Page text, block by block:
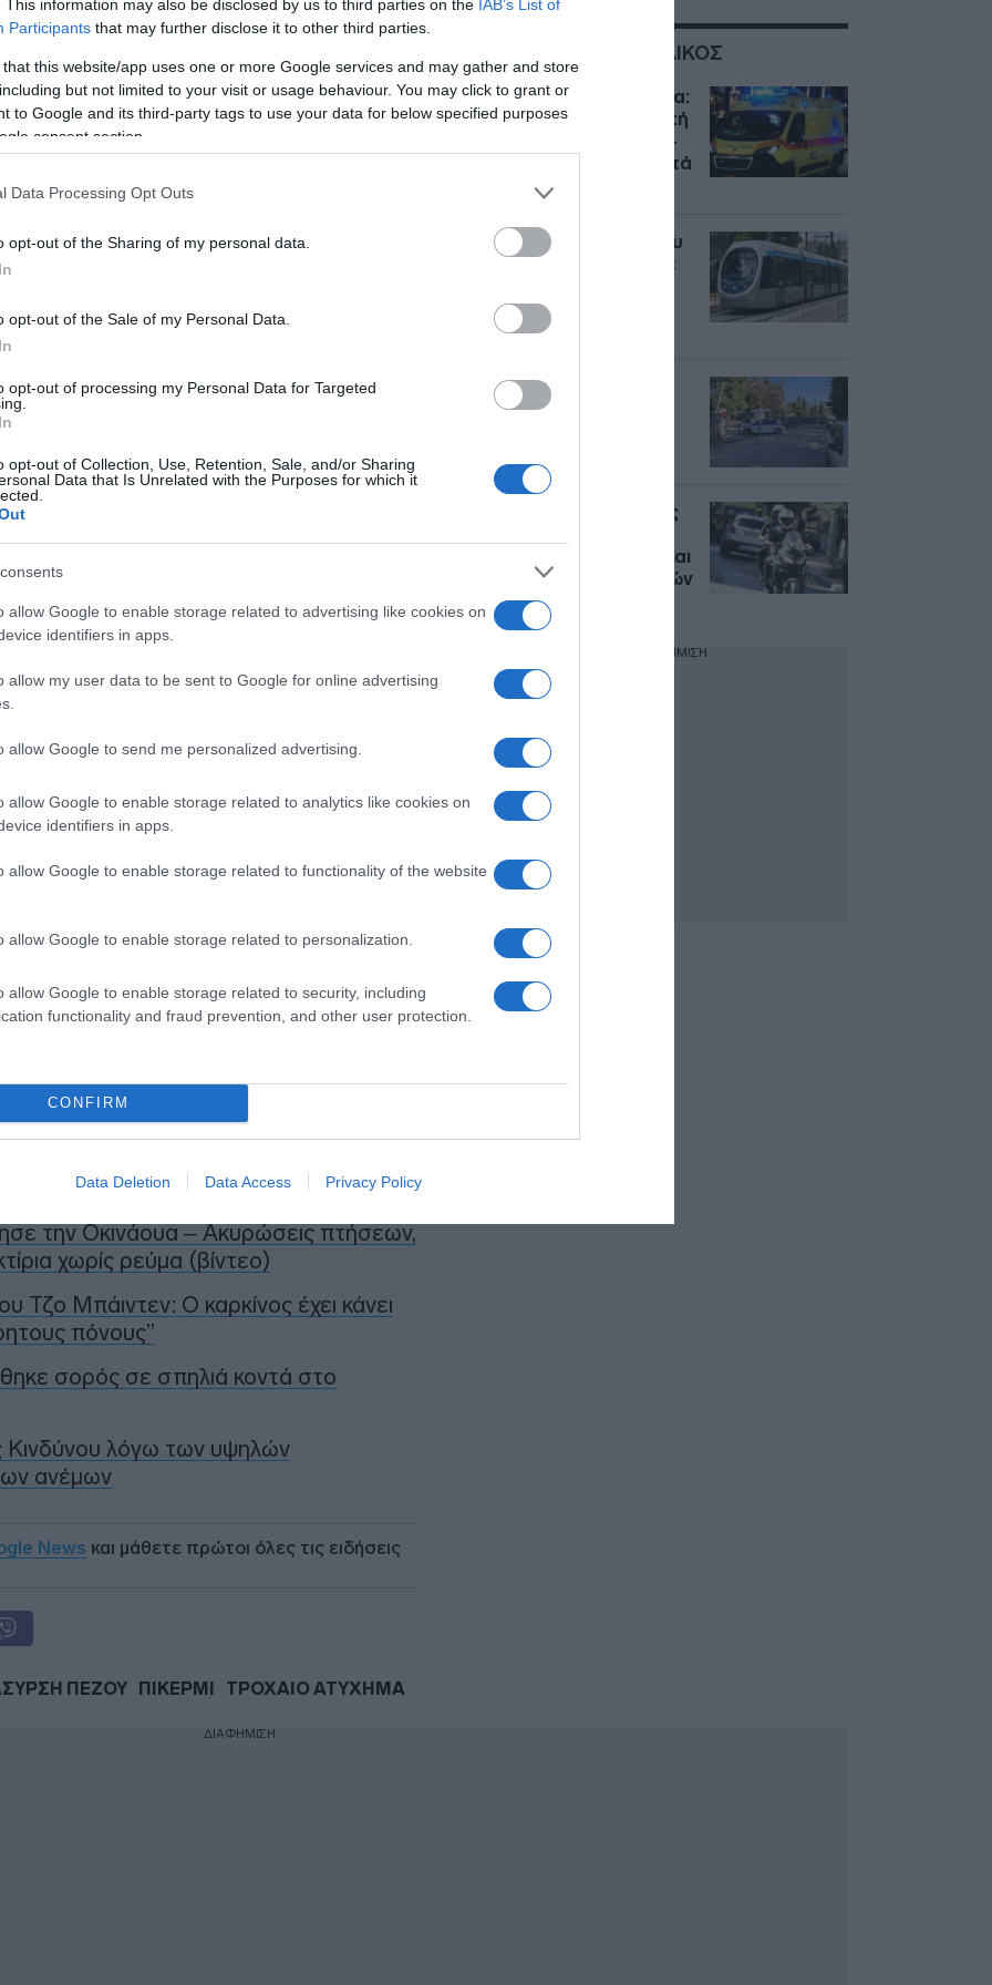
This information may also be disclosed by us to third parties on the IAB’s List of
Participants that may further disclose it to other third parties.
that this website/app uses one or more Google services and may gather and store
but not limited to your visit or usage behaviour. You may click to grant or
to Google and its third-party tags to use your data for below specified purposes
consent section.
Data Processing Opt Outs
opt-out of the Sharing of my personal data.
opt-out of the Sale of my Personal Data.
opt-out of processing my Personal Data for Targeted
opt-out of Collection, Use, Retention, Sale, and/or Sharing
Data that Is Unrelated with the Purposes for which it
allow Google to enable storage related to advertising like cookies on
identifiers in apps.
allow my user data to be sent to Google for online advertising
allow Google to send me personalized advertising.
allow Google to enable storage related to analytics like cookies on
identifiers in apps.
allow Google to enable storage related to functionality of the website
allow Google to enable storage related to personalization.
allow Google to enable storage related to security, including
functionality and fraud prevention, and other user protection.
CONFIRM
Data Deletion Data Access Privacy Policy
κινητή μονάδα του ΕΚΑΒ.
στο παιδί και το μετέφεραν
«Η Αγία Σοφία», όπου οι θεράποντες
για την εκτίμηση της
ατυχήματος έχει αναλάβει το οικείο
στην Google
την Οκινάουα – Ακυρώσεις πτήσεων,
χωρίς ρεύμα (βίντεο)
Τζο Μπάιντεν: Ο καρκίνος έχει κάνει
πόνους”
σορός σε σπηλιά κοντά στο
Κινδύνου λόγω των υψηλών
ανέμων
News και μάθετε πρώτοι όλες τις ειδήσεις
ΠΕΖΟΥ ΠΙΚΕΡΜΙ ΤΡΟΧΑΙΟ ΑΤΥΧΗΜΑ
ΣΧΕΤΙΚΑ ΜΕ:ΑΝΗΛΙΚΟΣ
Τραγωδία στην Λαμία:
Νεκρός από ανακοπή
17χρονος μαθητής –
Κατέρρευσε μπροστά
στους φίλους του
Φάληρο: Συρμός του
τραμ συγκρούστηκε
Τραυματίστηκε
9χρονο κορίτσι
Λαμία: Νεκρός
εντοπίστηκε
Συνελήφθη ανήλικος
Αθήνας για κατοχή και
διακίνηση ναρκωτικών
ουσιών
ΔΙΑΦΗΜΙΣΗ
ΔΙΑΦΗΜΙΣΗ